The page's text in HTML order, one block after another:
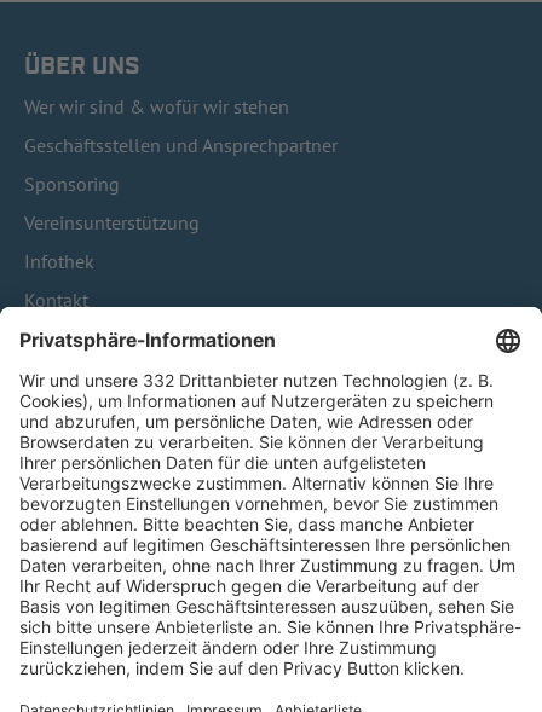
ÜBER UNS
Wer wir sind & wofür wir stehen
Geschäftsstellen und Ansprechpartner
Sponsoring
Vereinsunterstützung
Infothek
Kontakt
HÄUFIG BESUCHTE SEITEN
Pässe und Vereinswechsel
Trainerausbildung
Schulungsangebot Vereinsmitarbeiter
BFV-Geschäftsstellen
Trainerbörse
Login SpielPlus
FOLGE DEM BFV